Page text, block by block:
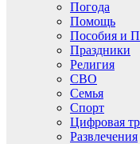
Погода
Помощь
Пособия и
Праздники
Религия
СВО
Семья
Спорт
Цифровая
Развлечения